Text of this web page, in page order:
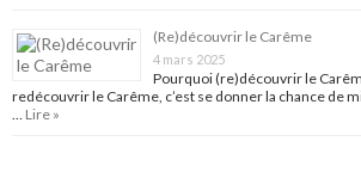
(Re)découvrir le Carême
4 mars 2025
Pourquoi (re)découvrir le
redécouvrir le Carême, c’est se donner la chance de
… Lire »